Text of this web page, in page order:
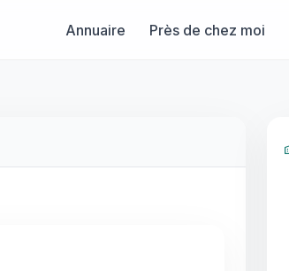
Annuaire Près de chez moi